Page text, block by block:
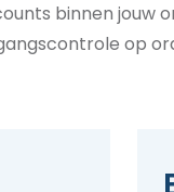
binnen jouw
op